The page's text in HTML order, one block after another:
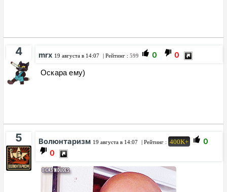
4 mrx 19 августа в 14:07 | Рейтинг : 599 0 0
Оскара ему)
5 Волюнтаризм 19 августа в 14:07 | Рейтинг : 400K+
0
0